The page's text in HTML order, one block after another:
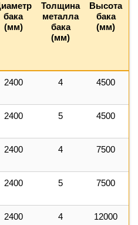
бака
(мм)
Толщина
металла
бака
(мм)
Высота
бака
(мм)
2400 4 4500
2400 5 4500
2400 4 7500
2400 5 7500
2400 4 12000